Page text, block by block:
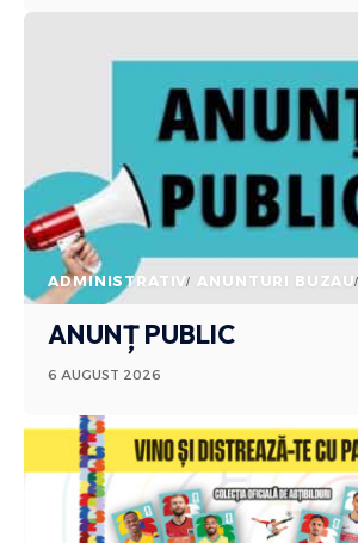
ADMINISTRATIV ANUNTURI BUZAU
ANUNȚ PUBLIC
6 AUGUST 2026